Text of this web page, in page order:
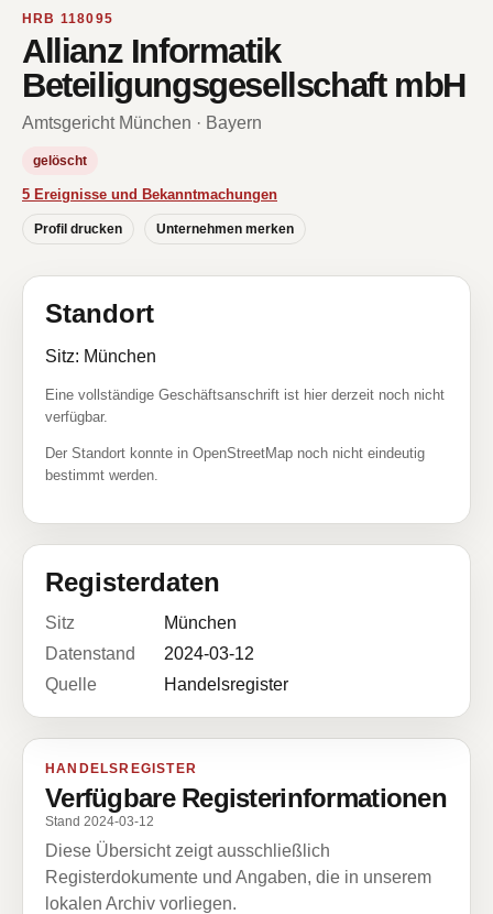
HRB 118095
Allianz Informatik
Beteiligungsgesellschaft mbH
Amtsgericht München · Bayern
gelöscht
5 Ereignisse und Bekanntmachungen
Profil drucken Unternehmen merken
Standort
Sitz: München
Eine vollständige Geschäftsanschrift ist hier derzeit noch nicht
verfügbar.
Der Standort konnte in OpenStreetMap noch nicht eindeutig
bestimmt werden.
Registerdaten
Sitz
München
Datenstand
2024-03-12
Quelle
Handelsregister
HANDELSREGISTER
Verfügbare Registerinformationen
Stand 2024-03-12
Diese Übersicht zeigt ausschließlich
Registerdokumente und Angaben, die in unserem
lokalen Archiv vorliegen.